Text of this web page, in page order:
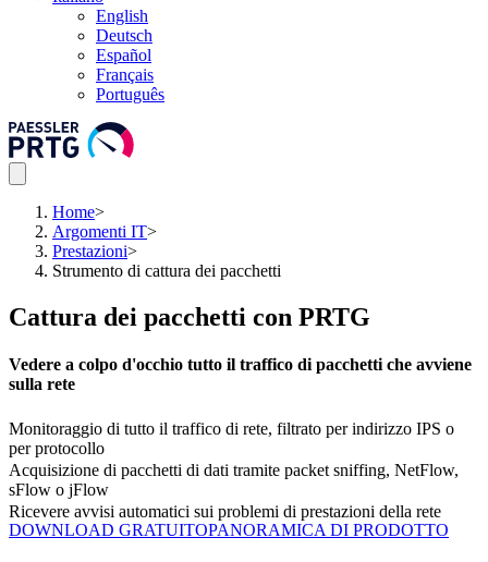
English
Deutsch
Español
Français
Português
Home>
Argomenti IT>
Prestazioni>
Strumento di cattura dei pacchetti
Cattura dei pacchetti con PRTG
Vedere a colpo d'occhio tutto il traffico di pacchetti che avviene
sulla rete
Monitoraggio di tutto il traffico di rete, filtrato per indirizzo IPS o
per protocollo
Acquisizione di pacchetti di dati tramite packet sniffing, NetFlow,
sFlow o jFlow
Ricevere avvisi automatici sui problemi di prestazioni della rete
DOWNLOAD GRATUITOPANORAMICA DI PRODOTTO